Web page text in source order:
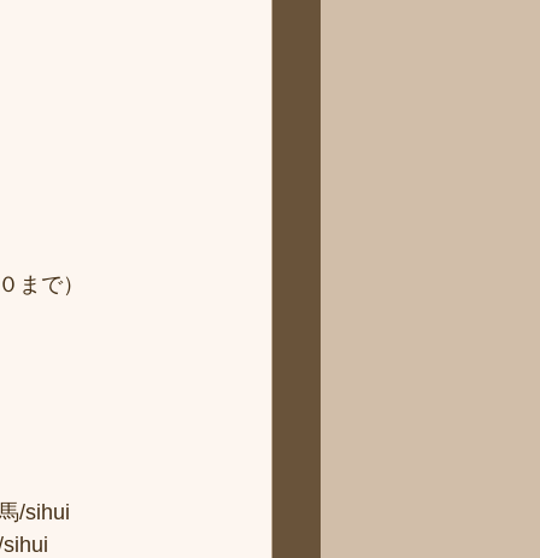
まで）
/sihui